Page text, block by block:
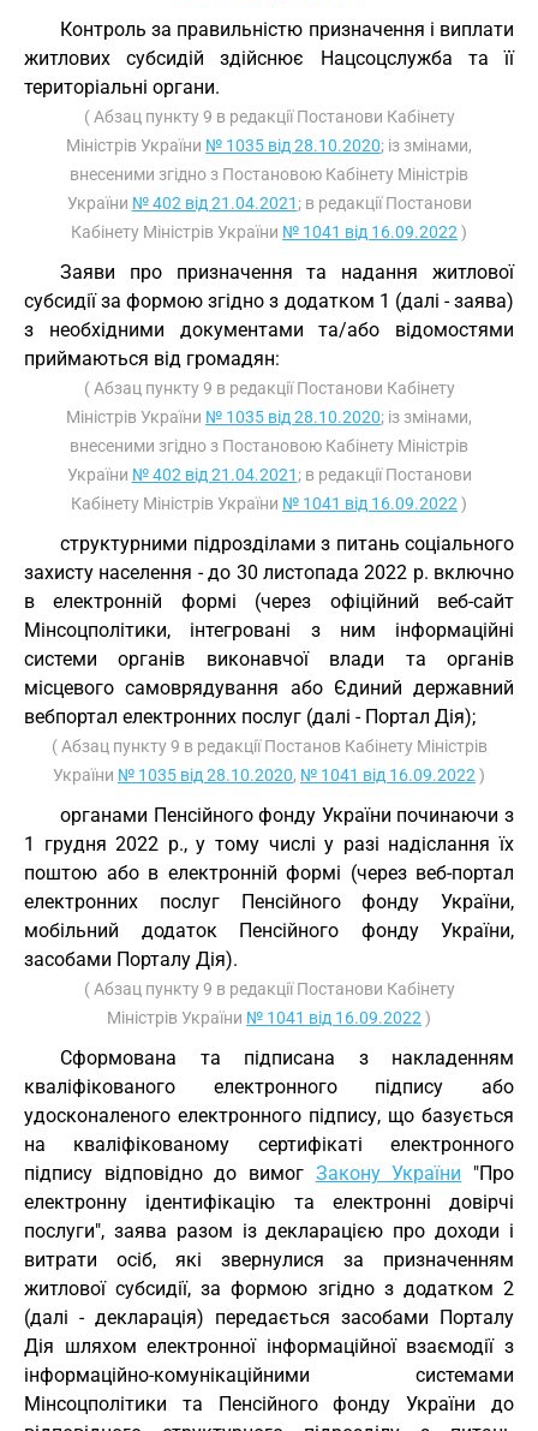
Контроль за правильністю призначення і виплати
житлових субсидій здійснює Нацсоцслужба та її
територіальні органи.
( Абзац пункту 9 в редакції Постанови Кабінету
Міністрів України № 1035 від 28.10.2020; із змінами,
внесеними згідно з Постановою Кабінету Міністрів
України № 402 від 21.04.2021 ; в редакції Постанови
Кабінету Міністрів України № 1041 від 16.09.2022 )
Заяви про призначення та надання житлової
субсидії за формою згідно з додатком 1 (далі - заява)
з необхідними документами та/або відомостями
приймаються від громадян:
( Абзац пункту 9 в редакції Постанови Кабінету
Міністрів України № 1035 від 28.10.2020; із змінами,
внесеними згідно з Постановою Кабінету Міністрів
України № 402 від 21.04.2021 ; в редакції Постанови
Кабінету Міністрів України № 1041 від 16.09.2022 )
структурними підрозділами з питань соціального
захисту населення - до 30 листопада 2022 р. включно
в електронній формі (через офіційний веб-сайт
Мінсоцполітики, інтегровані з ним інформаційні
системи органів виконавчої влади та органів
місцевого самоврядування або Єдиний державний
вебпортал електронних послуг (далі - Портал Дія);
( Абзац пункту 9 в редакції Постанов Кабінету Міністрів
України № 1035 від 28.10.2020, № 1041 від 16.09.2022 )
органами Пенсійного фонду України починаючи з
1 грудня 2022 р., у тому числі у разі надіслання їх
поштою або в електронній формі (через веб-портал
електронних послуг Пенсійного фонду України,
мобільний додаток Пенсійного фонду України,
засобами Порталу Дія).
( Абзац пункту 9 в редакції Постанови Кабінету
Міністрів України № 1041 від 16.09.2022 )
Сформована та підписана з накладенням
кваліфікованого електронного підпису або
удосконаленого електронного підпису, що базується
на кваліфікованому сертифікаті електронного
підпису відповідно до вимог Закону України "Про
електронну ідентифікацію та електронні довірчі
послуги", заява разом із декларацією про доходи і
витрати осіб, які звернулися за призначенням
житлової субсидії, за формою згідно з додатком 2
(далі - декларація) передається засобами Порталу
Дія шляхом електронної інформаційної взаємодії з
інформаційно-комунікаційними системами
Мінсоцполітики та Пенсійного фонду України до